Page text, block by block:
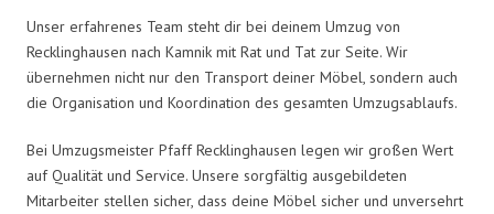
Unser erfahrenes Team steht dir bei deinem Umzug von
Recklinghausen nach Kamnik mit Rat und Tat zur Seite. Wir
übernehmen nicht nur den Transport deiner Möbel, sondern auch
die Organisation und Koordination des gesamten Umzugsablaufs.
Bei Umzugsmeister Pfaff Recklinghausen legen wir großen Wert
auf Qualität und Service. Unsere sorgfältig ausgebildeten
Mitarbeiter stellen sicher, dass deine Möbel sicher und unversehrt